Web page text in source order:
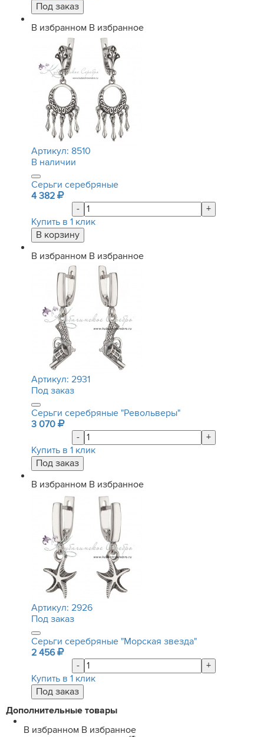
В избранном В избранное
Артикул: 8510
В наличии
Серьги серебряные
4 382
-
+
Купить в 1 клик
В избранном В избранное
Артикул: 2931
Под заказ
Серьги серебряные "Револьверы"
3 070
-
+
Купить в 1 клик
В избранном В избранное
Артикул: 2926
Под заказ
Серьги серебряные "Морская звезда"
2 456
-
+
Купить в 1 клик
Дополнительные товары
В избранном В избранное